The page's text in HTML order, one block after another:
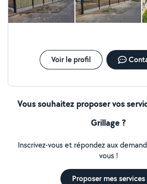
rigoureux, je suis à votre écoute pour
projets. Paiement cesu accepté Cédric
Voir le profil
Vous souhaitez proposer vos
Grillage ?
Inscrivez-vous et répondez aux
vous !
Proposer mes services